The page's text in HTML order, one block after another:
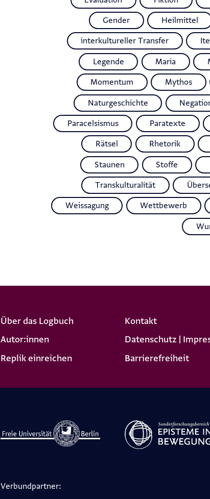
Gender Heilmittel
interkultureller Transfer
Legende Maria
Momentum Mythos
Naturgeschichte
Paracelsismus Paratexte
Rätsel Rhetorik
Staunen Stoffe
Transkulturalität
Weissagung Wettbewerb
Über das Logbuch
Autor:innen
Replik einreichen
Kontakt
Datenschutz |
Barrierefreiheit
Verbundpartner: